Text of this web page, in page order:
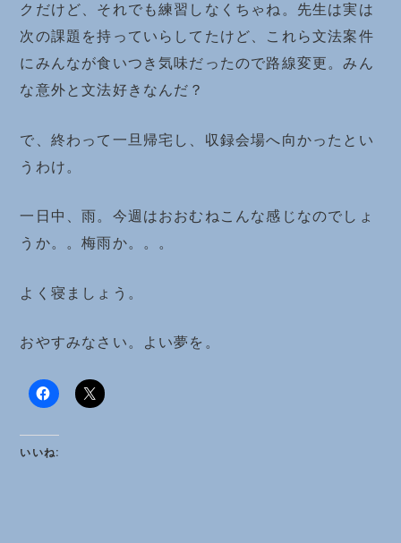
クだけど、それでも練習しなくちゃね。先生は実は
次の課題を持っていらしてたけど、これら文法案件
にみんなが食いつき気味だったので路線変更。みん
な意外と文法好きなんだ？
で、終わって一旦帰宅し、収録会場へ向かったとい
うわけ。
一日中、雨。今週はおおむねこんな感じなのでしょ
うか。。梅雨か。。。
よく寝ましょう。
おやすみなさい。よい夢を。
いいね: